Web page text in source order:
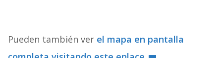
Pueden también ver el mapa en pantalla